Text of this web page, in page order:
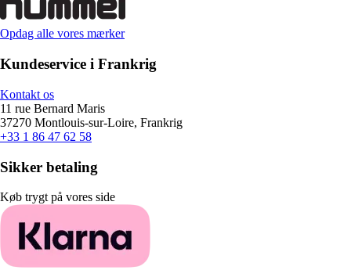
Opdag alle vores mærker
Kundeservice i Frankrig
Kontakt os
11 rue Bernard Maris
37270 Montlouis-sur-Loire, Frankrig
+33 1 86 47 62 58
Sikker betaling
Køb trygt på vores side